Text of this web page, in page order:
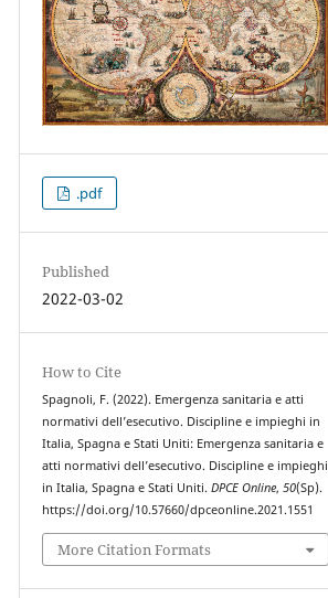
.pdf
Published
2022-03-02
How to Cite
Spagnoli, F. (2022). Emergenza sanitaria e atti
normativi dell’esecutivo. Discipline e impieghi in
Italia, Spagna e Stati Uniti: Emergenza sanitaria e
atti normativi dell’esecutivo. Discipline e impieghi
in Italia, Spagna e Stati Uniti.DPCE Online,50(Sp).
https://doi.org/10.57660/dpceonline.2021.1551
More Citation Formats